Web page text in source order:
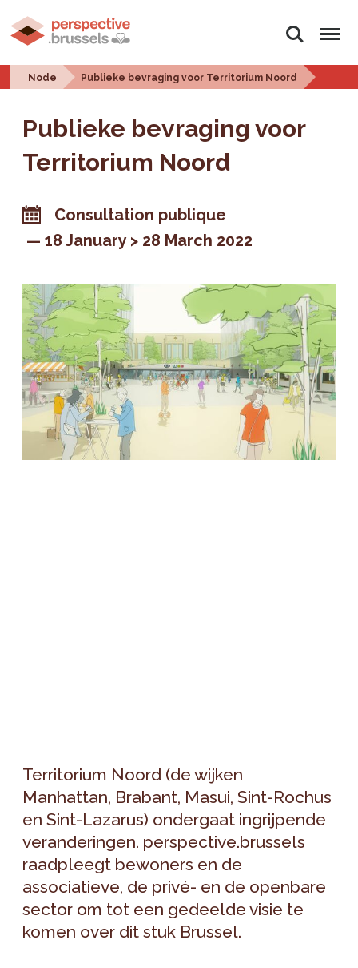
Search Menu
Node Publieke bevraging voor Territorium Noord
Publieke bevraging voor
Territorium Noord
Consultation publique
18 January > 28 March 2022
Territorium Noord (de wijken
Manhattan, Brabant, Masui, Sint-Rochus
en Sint-Lazarus) ondergaat ingrijpende
veranderingen. perspective.brussels
raadpleegt bewoners en de
associatieve, de privé- en de openbare
sector om tot een gedeelde visie te
komen over dit stuk Brussel.